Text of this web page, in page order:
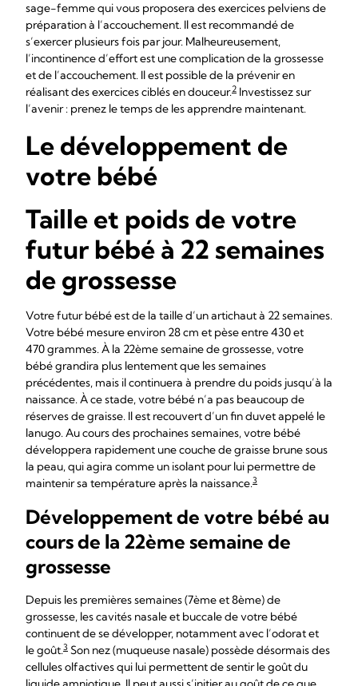
sage-femme qui vous proposera des exercices pelviens de
préparation à l’accouchement. Il est recommandé de
s’exercer plusieurs fois par jour. Malheureusement,
l’incontinence d’effort est une complication de la grossesse
et de l’accouchement. Il est possible de la prévenir en
réalisant des exercices ciblés en douceur.2 Investissez sur
l’avenir : prenez le temps de les apprendre maintenant.
Le développement de
votre bébé
Taille et poids de votre
futur bébé à 22 semaines
de grossesse
Votre futur bébé est de la taille d’un artichaut à 22 semaines.
Votre bébé mesure environ 28 cm et pèse entre 430 et
470 grammes. À la 22ème semaine de grossesse, votre
bébé grandira plus lentement que les semaines
précédentes, mais il continuera à prendre du poids jusqu’à la
naissance. À ce stade, votre bébé n’a pas beaucoup de
réserves de graisse. Il est recouvert d’un fin duvet appelé le
lanugo. Au cours des prochaines semaines, votre bébé
développera rapidement une couche de graisse brune sous
la peau, qui agira comme un isolant pour lui permettre de
maintenir sa température après la naissance.3
Développement de votre bébé au
cours de la 22ème semaine de
grossesse
Depuis les premières semaines (7ème et 8ème) de
grossesse, les cavités nasale et buccale de votre bébé
continuent de se développer, notamment avec l’odorat et
le goût.3 Son nez (muqueuse nasale) possède désormais des
cellules olfactives qui lui permettent de sentir le goût du